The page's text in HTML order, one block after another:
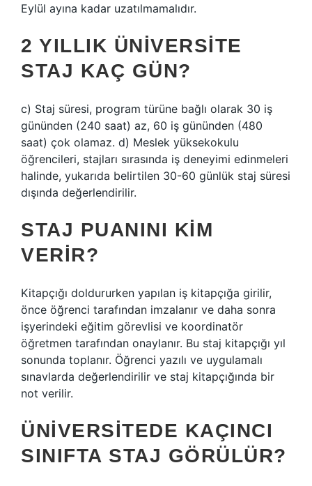
Eylül ayına kadar uzatılmamalıdır.
2 YILLIK ÜNIVERSITE
STAJ KAÇ GÜN?
c) Staj süresi, program türüne bağlı olarak 30 iş
gününden (240 saat) az, 60 iş gününden (480
saat) çok olamaz. d) Meslek yüksekokulu
öğrencileri, stajları sırasında iş deneyimi edinmeleri
halinde, yukarıda belirtilen 30-60 günlük staj süresi
dışında değerlendirilir.
STAJ PUANINI KIM
VERIR?
Kitapçığı doldururken yapılan iş kitapçığa girilir,
önce öğrenci tarafından imzalanır ve daha sonra
işyerindeki eğitim görevlisi ve koordinatör
öğretmen tarafından onaylanır. Bu staj kitapçığı yıl
sonunda toplanır. Öğrenci yazılı ve uygulamalı
sınavlarda değerlendirilir ve staj kitapçığında bir
not verilir.
ÜNIVERSITEDE KAÇINCI
SINIFTA STAJ GÖRÜLÜR?